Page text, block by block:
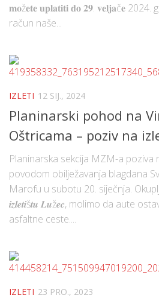
𝐦𝐨ž𝐞𝐭𝐞 𝐮𝐩𝐥𝐚𝐭𝐢𝐭𝐢 𝐝𝐨 𝟐𝟗. 𝐯𝐞𝐥𝐣𝐚č𝐞
račun naše...
IZLETI 12 SIJ., 2024
Planinarski pohod na
Oštricama – poziv na
Planinarska sekcija MZM-a poziva
povodom obilježavanja blagdana
Marofu u subotu 20. siječnja.
𝒊𝒛𝒍𝒆𝒕𝒊š𝒕𝒖 𝑳𝒖ž𝒆𝒄, molimo da aute
asfaltne ceste....
IZLETI 23 PRO., 2023